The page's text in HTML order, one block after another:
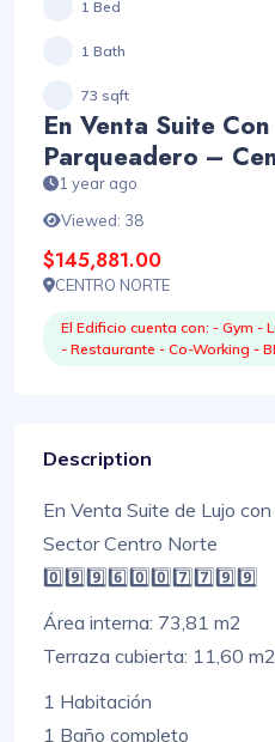
1 Bed
1 Bath
73 sqft
En Venta Suite
Parqueadero –
1 year ago
Viewed: 38
$145,881.00
CENTRO NORTE
El Edificio cuenta con: - Gym -
- Restaurante - Co-Working -
Description
En Venta Suite de Lujo
Sector Centro Norte
0️⃣9️⃣9️⃣6️⃣0️⃣0️⃣7️⃣7️⃣9️⃣9️⃣
Área interna: 73,81 m2
Terraza cubierta: 11,60 m2
1 Habitación
1 Baño completo